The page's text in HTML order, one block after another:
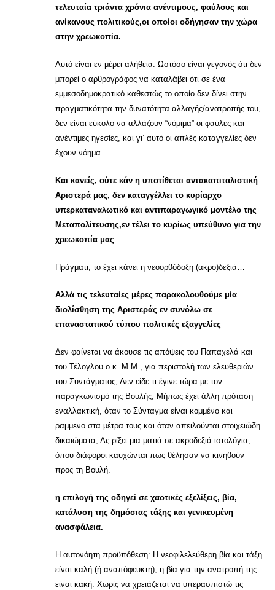
τελευταία τριάντα χρόνια ανέντιμους, φαύλους και
ανίκανους πολιτικούς,οι οποίοι οδήγησαν την χώρα
στην χρεωκοπία.
Αυτό είναι εν μέρει αλήθεια. Ωστόσο είναι γεγονός ότι δεν
μπορεί ο αρθρογράφος να καταλάβει ότι σε ένα
εμμεσοδημοκρατικό καθεστώς το οποίο δεν δίνει στην
πραγματικότητα την δυνατότητα αλλαγής/ανατροπής του,
δεν είναι εύκολο να αλλάζουν “νόμιμα” οι φαύλες και
ανέντιμες ηγεσίες, και γι’ αυτό οι απλές καταγγελίες δεν
έχουν νόημα.
Και κανείς, ούτε κάν η υποτίθεται αντακαπιταλιστική
Αριστερά μας, δεν καταγγέλλει το κυρίαρχο
υπερκαταναλωτικό και αντιπαραγωγικό μοντέλο της
Μεταπολίτευσης,εν τέλει το κυρίως υπεύθυνο για την
χρεωκοπία μας
Πράγματι, το έχει κάνει η νεοορθόδοξη (ακρο)δεξιά…
Αλλά τις τελευταίες μέρες παρακολουθούμε μία
διολίσθηση της Αριστεράς εν συνόλω σε
επαναστατικού τύπου πολιτικές εξαγγελίες
Δεν φαίνεται να άκουσε τις απόψεις του Παπαχελά και
του Τέλογλου ο κ. Μ.Μ., για περιστολή των ελευθεριών
του Συντάγματος; Δεν είδε τι έγινε τώρα με τον
παραγκωνισμό της Βουλής; Μήπως έχει άλλη πρόταση
εναλλακτική, όταν το Σύνταγμα είναι κομμένο και
ραμμενο στα μέτρα τους και όταν απειλούνται στοιχειώδη
δικαιώματα; Ας ρίξει μια ματιά σε ακροδεξιά ιστολόγια,
όπου διάφοροι καυχώνται πως θέλησαν να κινηθούν
προς τη Βουλή.
η επιλογή της οδηγεί σε χαοτικές εξελίξεις, βία,
κατάλυση της δημόσιας τάξης και γενικευμένη
ανασφάλεια.
Η αυτονόητη προϋπόθεση: Η νεοφιλελεύθερη βία και τάξη
είναι καλή (ή αναπόφευκτη), η βία για την ανατροπή της
είναι κακή. Χωρίς να χρειάζεται να υπερασπιστώ τις